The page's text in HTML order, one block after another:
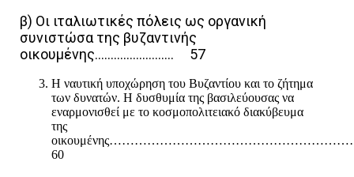
β) Οι ιταλιωτικές πόλεις ως οργανική
συνιστώσα της βυζαντινής
οικουμένης……………………. 57
Η ναυτική υποχώρηση του Βυζαντίου και το ζήτημα
των δυνατών. Η δυσθυμία της βασιλεύουσας να
εναρμονισθεί με το κοσμοπολιτειακό διακύβευμα
της
60